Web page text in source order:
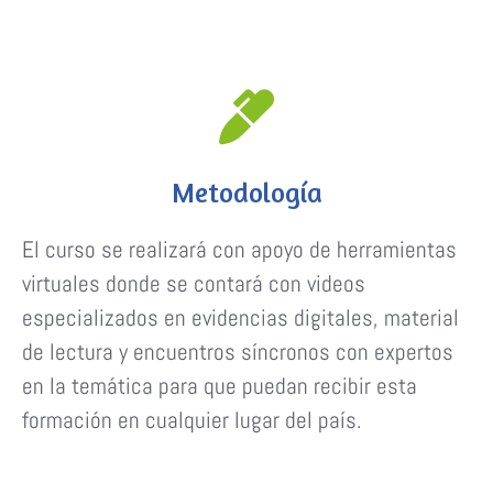
Metodología
El curso se realizará con apoyo de herramientas
virtuales donde se contará con videos
especializados en evidencias digitales, material
de lectura y encuentros síncronos con expertos
en la temática para que puedan recibir esta
formación en cualquier lugar del país.